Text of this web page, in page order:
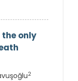
only
2